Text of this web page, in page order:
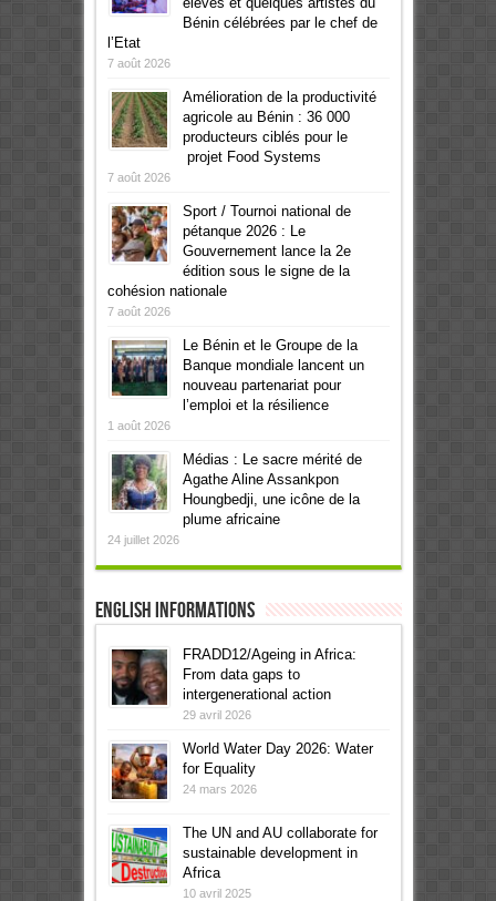
Bénin célébrées par le chef de
l’Etat
7 août 2026
Amélioration de la productivité
agricole au Bénin : 36 000
producteurs ciblés pour le
projet Food Systems
7 août 2026
Sport / Tournoi national de
pétanque 2026 : Le
Gouvernement lance la 2e
édition sous le signe de la
cohésion nationale
7 août 2026
Le Bénin et le Groupe de la
Banque mondiale lancent un
nouveau partenariat pour
l’emploi et la résilience
1 août 2026
Médias : Le sacre mérité de
Agathe Aline Assankpon
Houngbedji, une icône de la
plume africaine
24 juillet 2026
English informations
FRADD12/Ageing in Africa:
From data gaps to
intergenerational action
29 avril 2026
World Water Day 2026: Water
for Equality
24 mars 2026
The UN and AU collaborate for
sustainable development in
Africa
10 avril 2025